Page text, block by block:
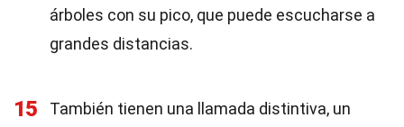
árboles con su pico, que puede escucharse a
grandes distancias.
15
También tienen una llamada distintiva, un